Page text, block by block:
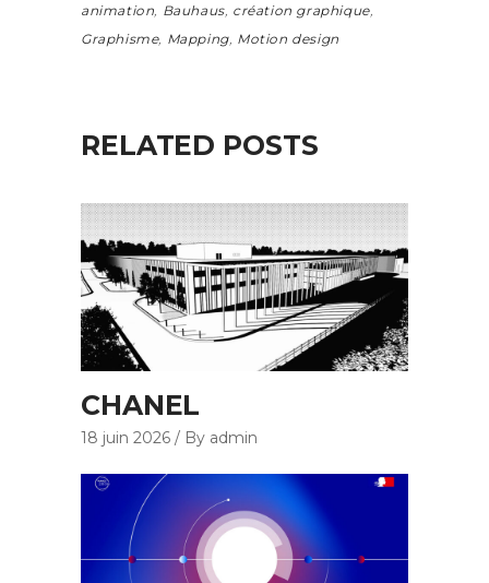
animation Bauhaus, création graphique,
Graphisme, Mapping, Motion design
RELATED POSTS
CHANEL
18 juin 2026 By admin